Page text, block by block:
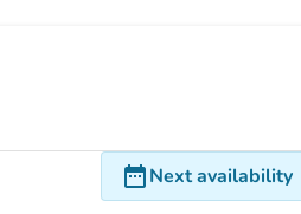
date_rangeNext availability